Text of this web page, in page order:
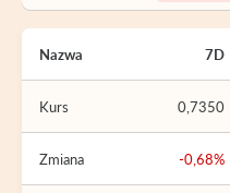
Nazwa 7D
Kurs 0,7350
Zmiana -0,68%